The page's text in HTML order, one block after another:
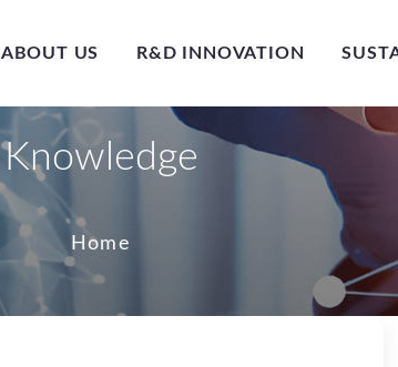
ABOUT US R&D INNOVATION
Knowledge
Home